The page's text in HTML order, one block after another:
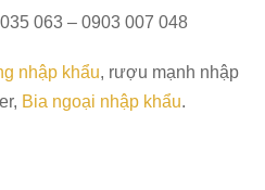
063 – 0903 007 048
nhập khẩu, rượu mạnh nhập
Bia ngoại nhập khẩu.